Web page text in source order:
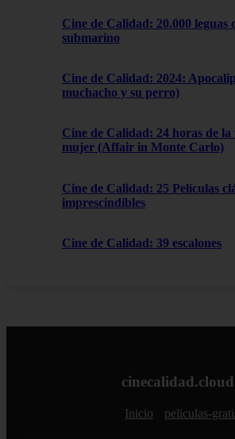
Cine de Calidad: 20.000 leguas
submarino
Cine de Calidad: 2024:
muchacho y su perro)
Cine de Calidad: 24 horas de la
mujer (Affair in Monte Carlo)
Cine de Calidad: 25 Películas
imprescindibles
Cine de Calidad: 39 escalones
cinecalidad.cloud
Inicio peliculas-